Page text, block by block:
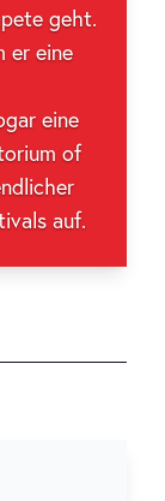
geht.
er eine
eine
of
auf.